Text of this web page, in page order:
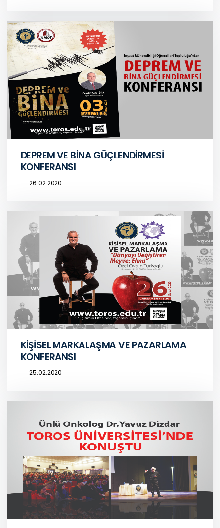
DEPREM VE BİNA GÜÇLENDİRMESİ
KONFERANSI
26.02.2020
KİŞİSEL MARKALAŞMA VE PAZARLAMA
KONFERANSI
25.02.2020